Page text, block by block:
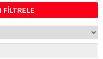
FİLTRELE